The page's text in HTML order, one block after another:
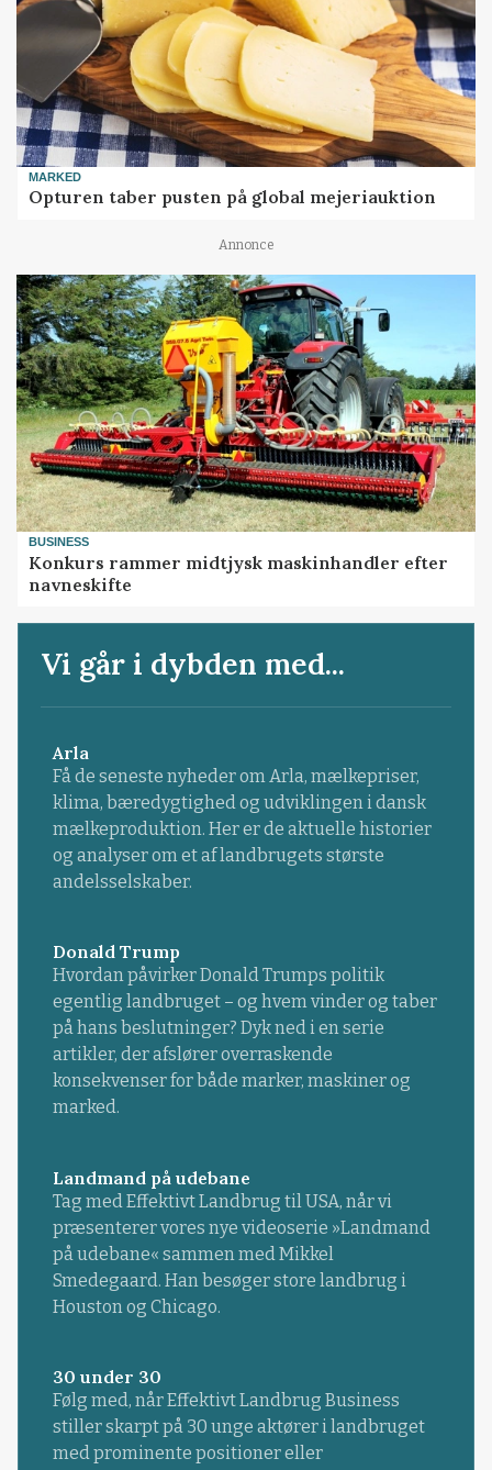
MARKED
Opturen taber pusten på global mejeriauktion
Annonce
BUSINESS
Konkurs rammer midtjysk maskinhandler efter
navneskifte
Vi går i dybden med...
Arla
Få de seneste nyheder om Arla, mælkepriser,
klima, bæredygtighed og udviklingen i dansk
mælkeproduktion. Her er de aktuelle historier
og analyser om et af landbrugets største
andelsselskaber.
Donald Trump
Hvordan påvirker Donald Trumps politik
egentlig landbruget – og hvem vinder og taber
på hans beslutninger? Dyk ned i en serie
artikler, der afslører overraskende
konsekvenser for både marker, maskiner og
marked.
Landmand på udebane
Tag med Effektivt Landbrug til USA, når vi
præsenterer vores nye videoserie »Landmand
på udebane« sammen med Mikkel
Smedegaard. Han besøger store landbrug i
Houston og Chicago.
30 under 30
Følg med, når Effektivt Landbrug Business
stiller skarpt på 30 unge aktører i landbruget
med prominente positioner eller